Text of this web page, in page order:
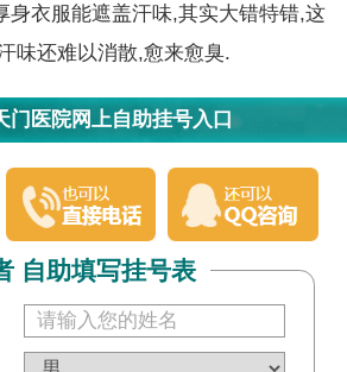
身衣服能遮盖汗味,其实大错特错,这
味还难以消散,愈来愈臭.
门医院网上自助挂号入口
自助填写挂号表